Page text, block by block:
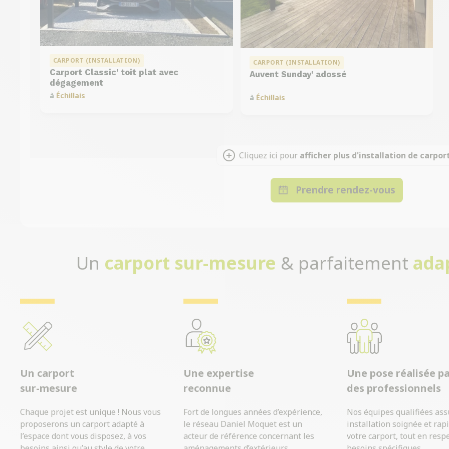
CARPORT (INSTALLATION)
Carport Classic' toit plat avec
dégagement
à Échillais
CARPORT (INSTALLATION)
Auvent Sunday' adossé
à Échillais
Cliquez ici pour afficher plus d'installation de
Prendre rendez-vous
Un carport sur-mesure & parfaitement
Un carport
sur-mesure
Chaque projet est unique ! Nous vous
proposerons un carport adapté à
l’espace dont vous disposez, à vos
Une expertise
reconnue
Fort de longues années d’expérience,
le réseau Daniel Moquet est un
acteur de référence concernant les
Une pose réalisée
des professionnels
Nos équipes qualifiées
installation soignée et
votre carport, tout en